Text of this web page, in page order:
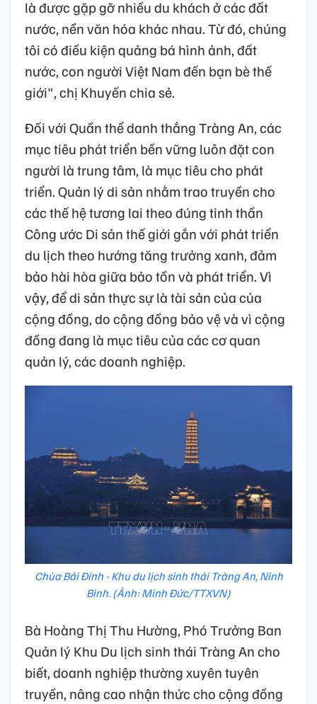
là được gặp gỡ nhiều du khách ở các đất
nước, nền văn hóa khác nhau. Từ đó, chúng
tôi có điều kiện quảng bá hình ảnh, đất
nước, con người Việt Nam đến bạn bè thế
giới", chị Khuyến chia sẻ.
Đối với Quần thể danh thắng Tràng An, các
mục tiêu phát triển bền vững luôn đặt con
người là trung tâm, là mục tiêu cho phát
triển. Quản lý di sản nhằm trao truyền cho
các thế hệ tương lai theo đúng tinh thần
Công ước Di sản thế giới gắn với phát triển
du lịch theo hướng tăng trưởng xanh, đảm
bảo hài hòa giữa bảo tồn và phát triển. Vì
vậy, để di sản thực sự là tài sản của của
cộng đồng, do cộng đồng bảo vệ và vì cộng
đồng đang là mục tiêu của các cơ quan
quản lý, các doanh nghiệp.
Chùa Bái Đính - Khu du lịch sinh thái Tràng An, Ninh
Bình. (Ảnh: Minh Đức/TTXVN)
Bà Hoàng Thị Thu Hường, Phó Trưởng Ban
Quản lý Khu Du lịch sinh thái Tràng An cho
biết, doanh nghiệp thường xuyên tuyên
truyền, nâng cao nhận thức cho cộng đồng